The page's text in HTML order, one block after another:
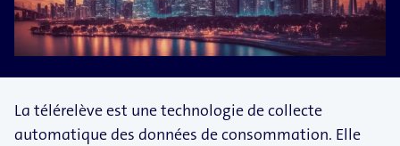
La télérelève est une technologie de collecte
automatique des données de consommation. Elle